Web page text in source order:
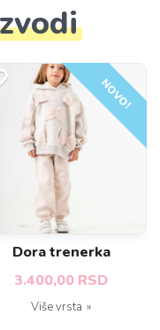
NOVO!
Dora trenerka
3.400,00 RSD
Više vrsta